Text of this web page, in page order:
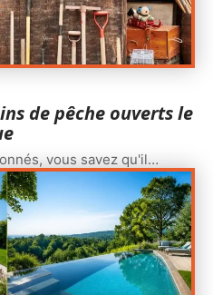
de pêche ouverts le
vous savez qu'il…